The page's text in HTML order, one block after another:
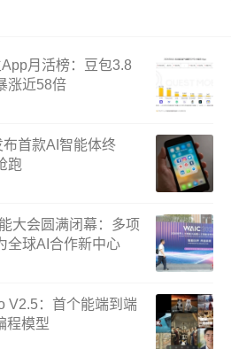
月活榜：豆包3.8
涨近58倍
首款AI智能体终
跑
大会圆满闭幕：多项
全球AI合作新中心
V2.5：首个能端到端
程模型